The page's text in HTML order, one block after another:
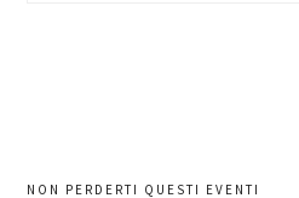
NON PERDERTI QUESTI EVENTI